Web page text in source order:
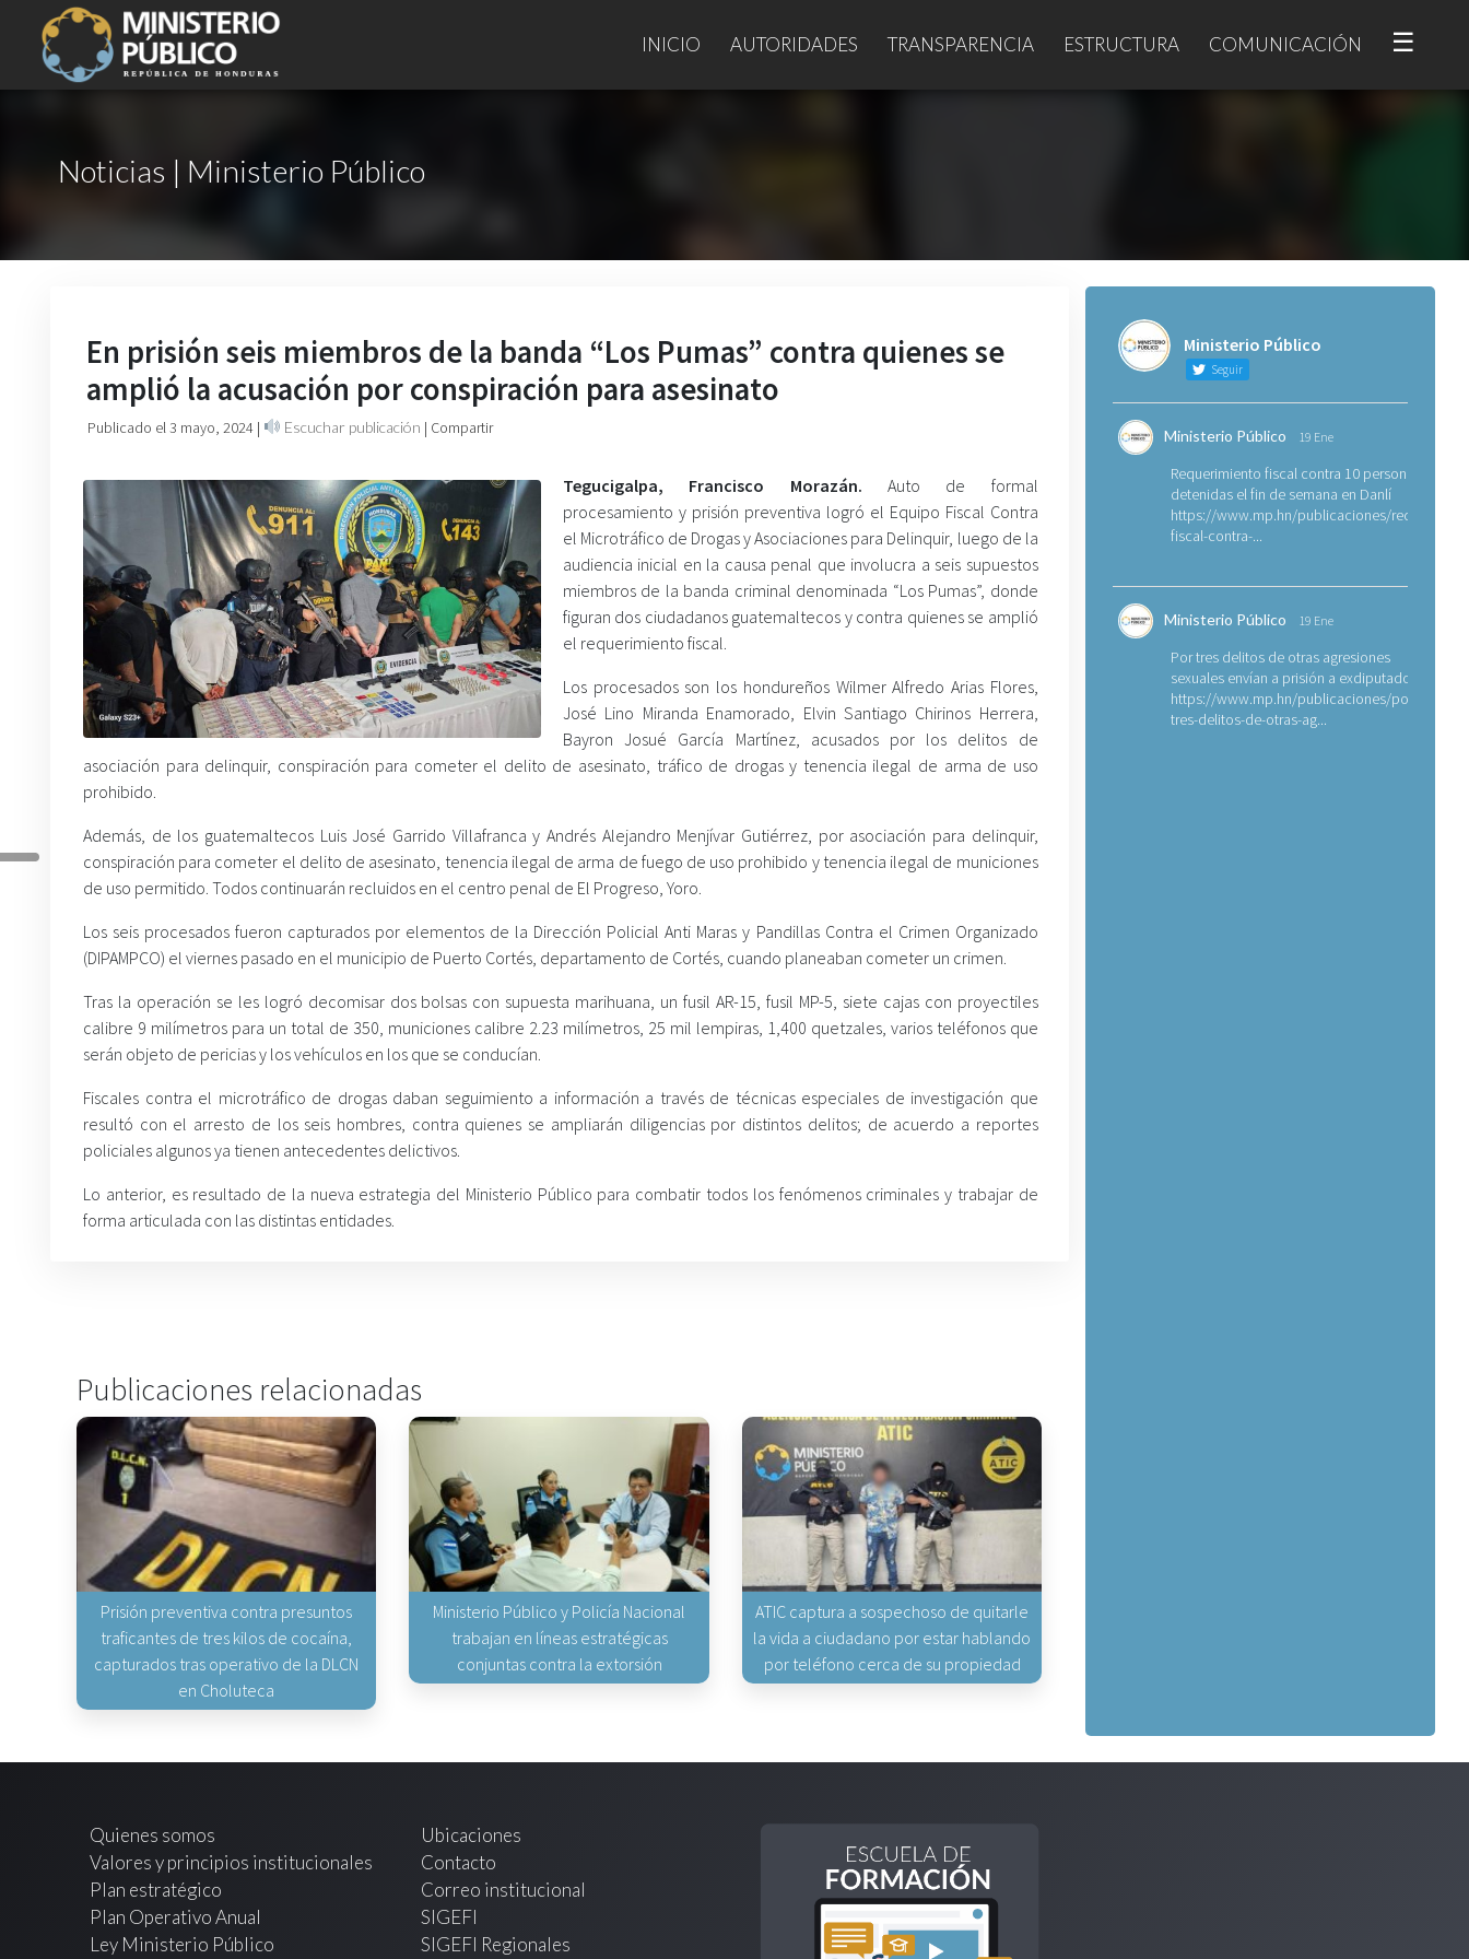
INICIO AUTORIDADES TRANSPARENCIA ESTRUCTURA COMUNICACIÓN ☰
Noticias | Ministerio Público
En prisión seis miembros de la banda “Los Pumas” contra quienes se
amplió la acusación por conspiración para asesinato
Publicado el 3 mayo, 2024 | Escuchar publicación | Compartir
Tegucigalpa, Francisco Morazán. Auto de formal
procesamiento y prisión preventiva logró el Equipo Fiscal Contra
el Microtráfico de Drogas y Asociaciones para Delinquir, luego de la
audiencia inicial en la causa penal que involucra a seis supuestos
miembros de la banda criminal denominada “Los Pumas”, donde
figuran dos ciudadanos guatemaltecos y contra quienes se amplió
el requerimiento fiscal.
Los procesados son los hondureños Wilmer Alfredo Arias Flores,
José Lino Miranda Enamorado, Elvin Santiago Chirinos Herrera,
Bayron Josué García Martínez, acusados por los delitos de
asociación para delinquir, conspiración para cometer el delito de asesinato, tráfico de drogas y tenencia ilegal de arma de uso
prohibido.
Además, de los guatemaltecos Luis José Garrido Villafranca y Andrés Alejandro Menjívar Gutiérrez, por asociación para delinquir,
conspiración para cometer el delito de asesinato, tenencia ilegal de arma de fuego de uso prohibido y tenencia ilegal de municiones
de uso permitido. Todos continuarán recluidos en el centro penal de El Progreso, Yoro.
Los seis procesados fueron capturados por elementos de la Dirección Policial Anti Maras y Pandillas Contra el Crimen Organizado
(DIPAMPCO) el viernes pasado en el municipio de Puerto Cortés, departamento de Cortés, cuando planeaban cometer un crimen.
Tras la operación se les logró decomisar dos bolsas con supuesta marihuana, un fusil AR-15, fusil MP-5, siete cajas con proyectiles
calibre 9 milímetros para un total de 350, municiones calibre 2.23 milímetros, 25 mil lempiras, 1,400 quetzales, varios teléfonos que
serán objeto de pericias y los vehículos en los que se conducían.
Fiscales contra el microtráfico de drogas daban seguimiento a información a través de técnicas especiales de investigación que
resultó con el arresto de los seis hombres, contra quienes se ampliarán diligencias por distintos delitos; de acuerdo a reportes
policiales algunos ya tienen antecedentes delictivos.
Lo anterior, es resultado de la nueva estrategia del Ministerio Público para combatir todos los fenómenos criminales y trabajar de
forma articulada con las distintas entidades.
Publicaciones relacionadas
Prisión preventiva contra presuntos
traficantes de tres kilos de cocaína,
capturados tras operativo de la DLCN
en Choluteca
Ministerio Público y Policía Nacional
trabajan en líneas estratégicas
conjuntas contra la extorsión
ATIC captura a sospechoso de quitarle
la vida a ciudadano por estar hablando
por teléfono cerca de su propiedad
Ministerio Público
Seguir
Ministerio Público 19 Ene
Requerimiento fiscal contra 10 personas
detenidas el fin de semana en Danlí
https://www.mp.hn/publicaciones/
fiscal-contra-...
Ministerio Público 19 Ene
Por tres delitos de otras agresiones
sexuales envían a prisión a exdiputado
https://www.mp.hn/publicaciones/por-
tres-delitos-de-otras-ag...
Quienes somos
Valores y principios institucionales
Plan estratégico
Plan Operativo Anual
Ley Ministerio Público
Ubicaciones
Contacto
Correo institucional
SIGEFI
SIGEFI Regionales